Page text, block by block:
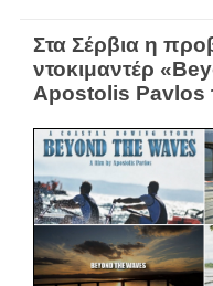
Στα Σέρβια η
ντοκιμαντέρ
Apostolis Pavlos